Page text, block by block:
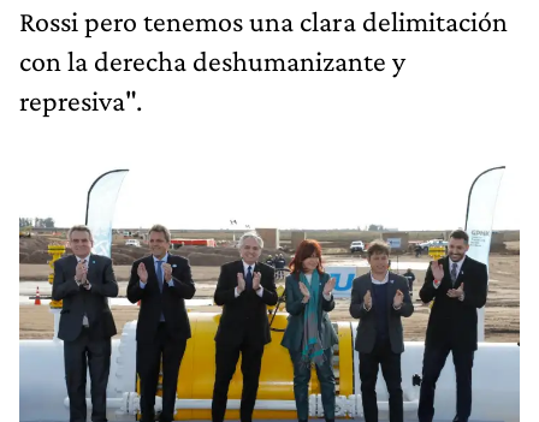
Rossi pero tenemos una clara delimitación
con la derecha deshumanizante y
represiva".